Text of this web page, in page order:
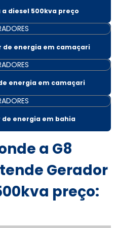
diesel 500kva preço
de energia em camaçari
energia em camaçari
energia em bahia
a G8
Gerador
preço: